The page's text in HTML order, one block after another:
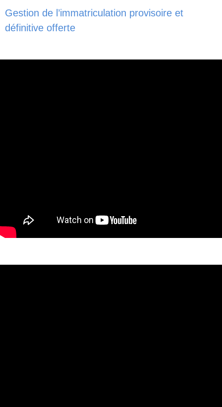
Gestion de l’immatriculation provisoire et
définitive offerte